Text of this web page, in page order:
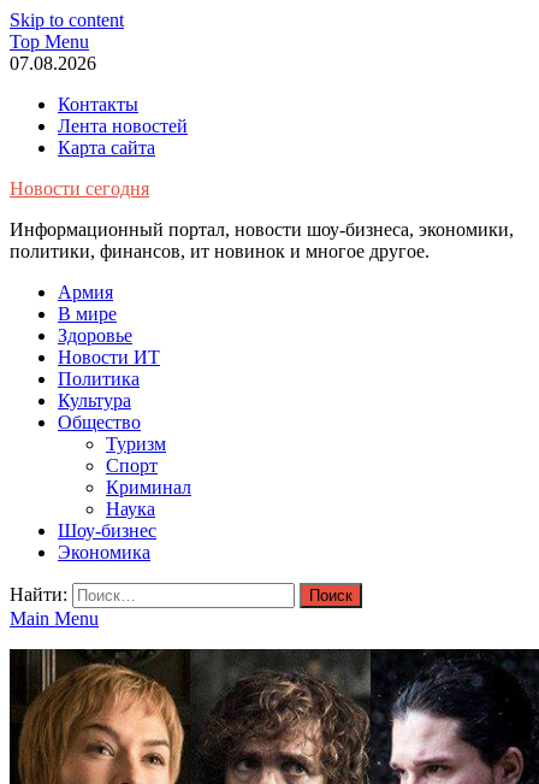
Skip to content
Top Menu
07.08.2026
Контакты
Лента новостей
Карта сайта
Новости сегодня
Информационный портал, новости шоу-бизнеса, экономики,
политики, финансов, ит новинок и многое другое.
Армия
В мире
Здоровье
Новости ИТ
Политика
Культура
Общество
Туризм
Спорт
Криминал
Наука
Шоу-бизнес
Экономика
Найти:
Main Menu